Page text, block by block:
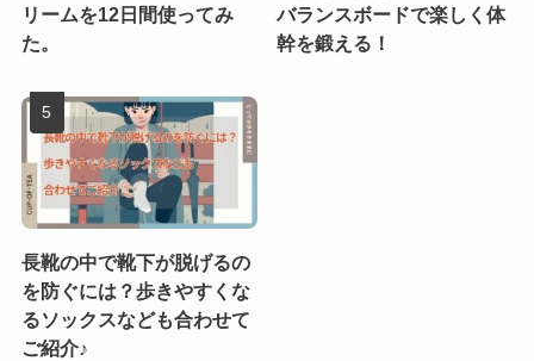
リームを12日間使ってみ
た。
バランスボードで楽しく体
幹を鍛える！
長靴の中で靴下が脱げるの
を防ぐには？歩きやすくな
るソックスなども合わせて
ご紹介♪